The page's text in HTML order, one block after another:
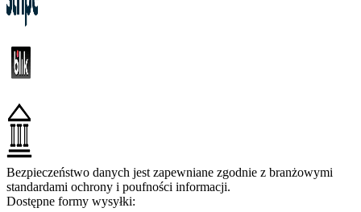
Bezpieczeństwo danych jest zapewniane zgodnie z branżowymi
standardami ochrony i poufności informacji.
Dostępne formy wysyłki: